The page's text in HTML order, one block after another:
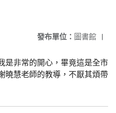
發布單位： 圖書館 |
是非常的開心，畢竟這是全市
曉慧老師的教導，不厭其煩帶